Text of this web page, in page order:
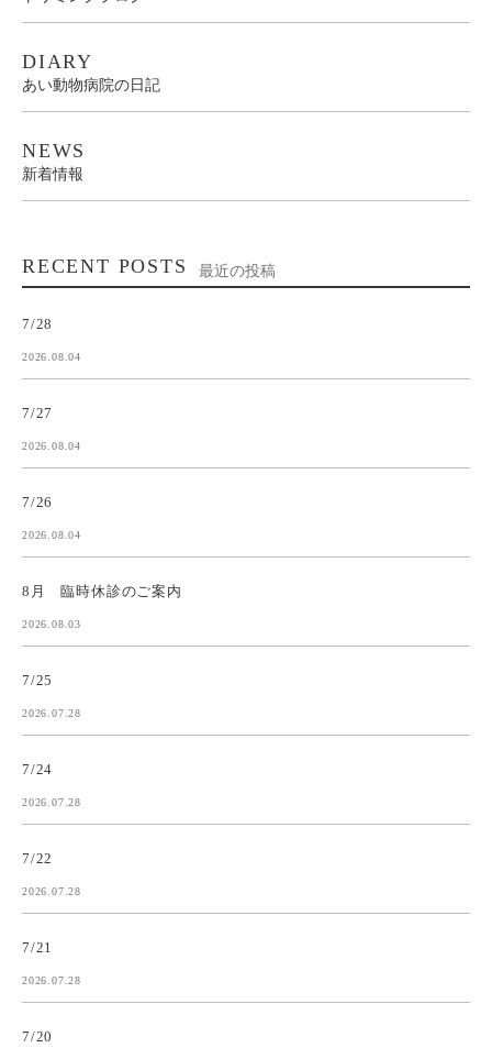
DIARY
あい動物病院の日記
NEWS
新着情報
RECENT POSTS 最近の投稿
7/28
2026.08.04
7/27
2026.08.04
7/26
2026.08.04
8月 臨時休診のご案内
2026.08.03
7/25
2026.07.28
7/24
2026.07.28
7/22
2026.07.28
7/21
2026.07.28
7/20